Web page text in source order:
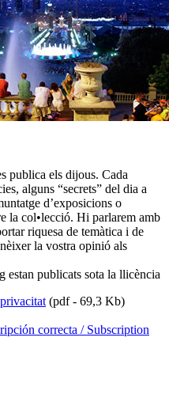
publica els dijous. Cada
alguns “secrets” del dia a
d’exposicions o
la col•lecció. Hi parlarem amb
riquesa de temàtica i de
la vostra opinió als
estan publicats sota la llicència
(pdf - 69,3 Kb)
correcta / Subscription